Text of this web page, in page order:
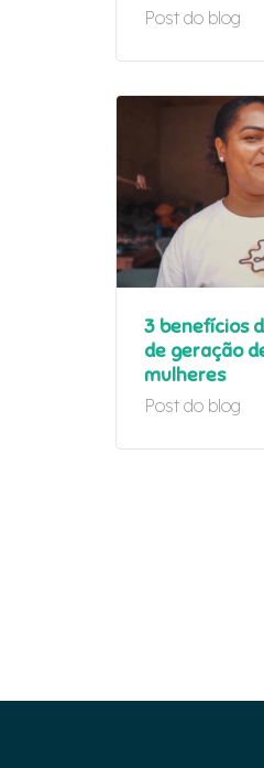
Post do blog
3 benefícios
de geração
mulheres
Post do blog